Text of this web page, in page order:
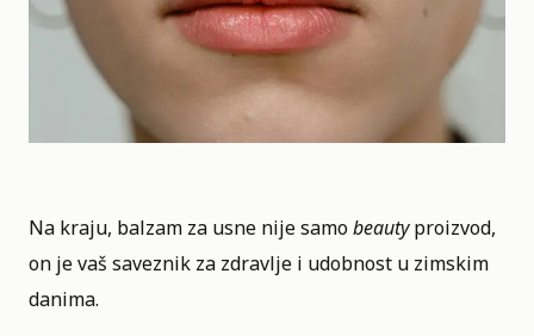
Na kraju, balzam za usne nije samobeautyproizvod,
on je vaš saveznik za zdravlje i udobnost u zimskim
danima.